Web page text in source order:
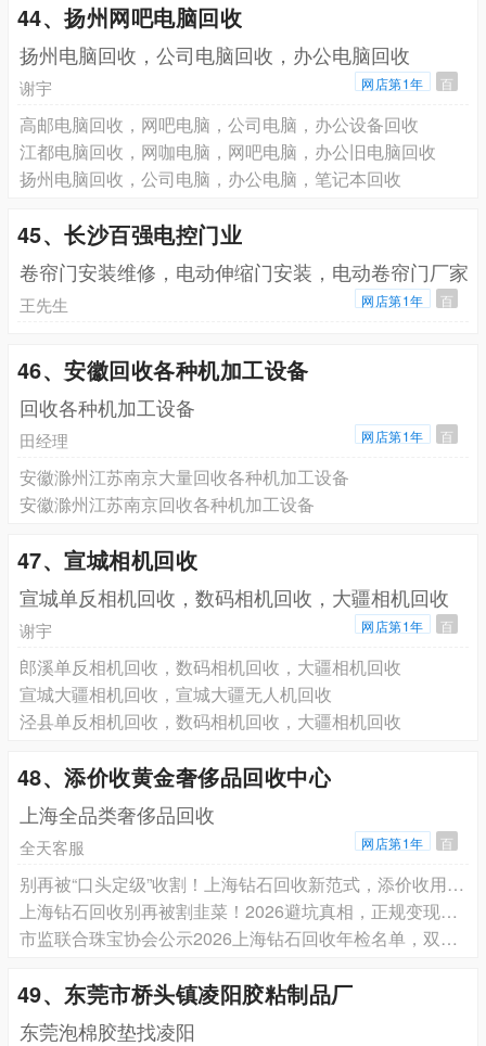
44、扬州网吧电脑回收
扬州电脑回收，公司电脑回收，办公电脑回收
谢宇 网店第1年 百
高邮电脑回收，网吧电脑，公司电脑，办公设备回收
江都电脑回收，网咖电脑，网吧电脑，办公旧电脑回收
扬州电脑回收，公司电脑，办公电脑，笔记本回收
45、长沙百强电控门业
卷帘门安装维修，电动伸缩门安装，电动卷帘门厂家
王先生 网店第1年 百
46、安徽回收各种机加工设备
回收各种机加工设备
田经理 网店第1年 百
安徽滁州江苏南京大量回收各种机加工设备
安徽滁州江苏南京回收各种机加工设备
47、宣城相机回收
宣城单反相机回收，数码相机回收，大疆相机回收
谢宇 网店第1年 百
郎溪单反相机回收，数码相机回收，大疆相机回收
宣城大疆相机回收，宣城大疆无人机回收
泾县单反相机回收，数码相机回收，大疆相机回收
48、添价收黄金奢侈品回收中心
上海全品类奢侈品回收
全天客服 网店第1年 百
别再被“口头定级”收割！上海钻石回收新范式，添价收用数据终结估价套路
上海钻石回收别再被割韭菜！2026避坑真相，正规变现只看这篇
市监联合珠宝协会公示2026上海钻石回收年检名单，双检认证+公安备案+315诚信多重资质门店出炉
49、东莞市桥头镇凌阳胶粘制品厂
东莞泡棉胶垫找凌阳